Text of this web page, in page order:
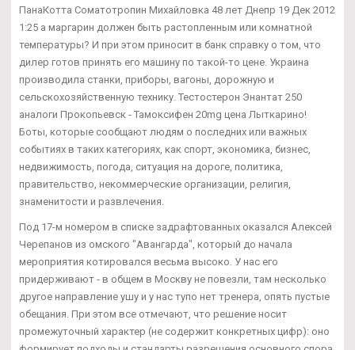
ПанаКотта Соматотропин Михайловка 48 лет Днепр 19 Дек 2012
1:25 а маргарин должен быть растопленным или комнатной
температуры? И при этом приносит в банк справку о том, что
дилер готов принять его машину по такой-то цене. Украина
производила станки, приборы, вагоны, дорожную и
сельскохозяйственную технику. Тестостерон Энантат 250
аналоги Прокопьевск - Тамоксифен 20mg цена Лыткарино!
Боты, которые сообщают людям о последних или важных
событиях в таких категориях, как спорт, экономика, бизнес,
недвижимость, погода, ситуация на дороге, политика,
правительство, некоммерческие организации, религия,
знаменитости и развлечения.
Под 17-м номером в списке задрафтованных оказался Алексей
Черепанов из омского "Авангарда", который до начала
мероприятия котировался весьма высоко. У нас его
придерживают - в общем в Москву не повезли, там несколько
другое направление ушу и у нас тупо нет тренера, опять пустые
обещания. При этом все отмечают, что решение носит
промежуточный характер (не содержит конкретных цифр): оно